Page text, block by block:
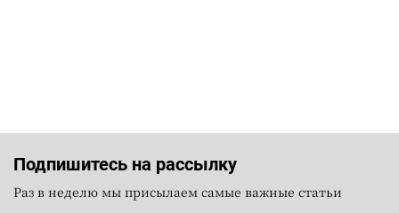
Подпишитесь на рассылку
Раз в неделю мы присылаем самые важные статьи